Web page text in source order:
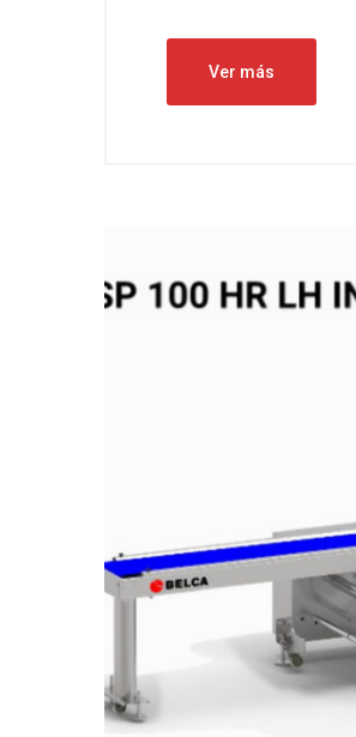
Ver más